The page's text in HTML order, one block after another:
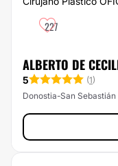
227
ALBERTO DE
5 (1)
Donostia-San Sebastián